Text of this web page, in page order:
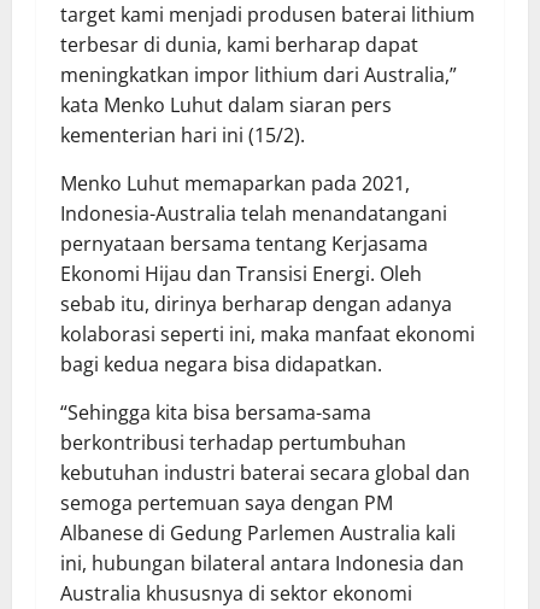
target kami menjadi produsen baterai lithium
terbesar di dunia, kami berharap dapat
meningkatkan impor lithium dari Australia,”
kata Menko Luhut dalam siaran pers
kementerian hari ini (15/2).
Menko Luhut memaparkan pada 2021,
Indonesia-Australia telah menandatangani
pernyataan bersama tentang Kerjasama
Ekonomi Hijau dan Transisi Energi. Oleh
sebab itu, dirinya berharap dengan adanya
kolaborasi seperti ini, maka manfaat ekonomi
bagi kedua negara bisa didapatkan.
“Sehingga kita bisa bersama-sama
berkontribusi terhadap pertumbuhan
kebutuhan industri baterai secara global dan
semoga pertemuan saya dengan PM
Albanese di Gedung Parlemen Australia kali
ini, hubungan bilateral antara Indonesia dan
Australia khususnya di sektor ekonomi